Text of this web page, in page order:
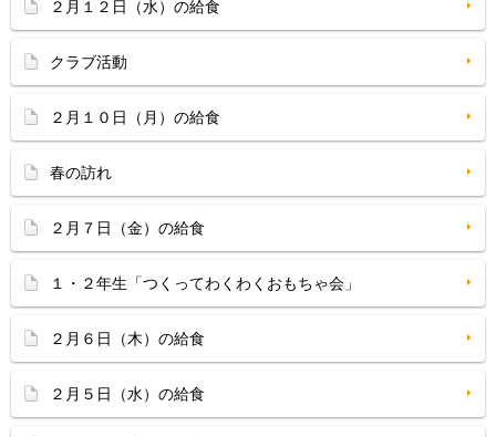
２月１２日（水）の給食
クラブ活動
２月１０日（月）の給食
春の訪れ
２月７日（金）の給食
１・２年生「つくってわくわくおもちゃ会」
２月６日（木）の給食
２月５日（水）の給食